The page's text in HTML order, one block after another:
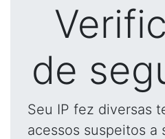
de
Seu IP fez diversas
acessos suspeitos a